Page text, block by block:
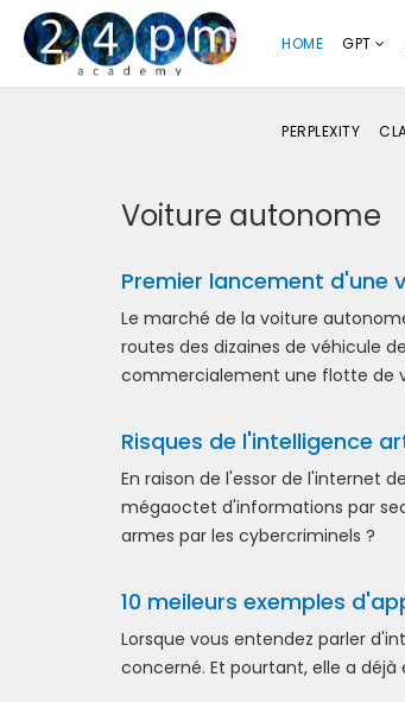
HOME GPT
PERPLEXITY
Voiture autonome
Premier lancement d'une
Le marché de la voiture
routes des dizaines de véhicule
commercialement une flotte de
Risques de l'intelligence
En raison de l'essor de l'internet
mégaoctet d'informations par
armes par les cybercriminels ?
10 meileurs exemples
Lorsque vous entendez parler
concerné. Et pourtant, elle a